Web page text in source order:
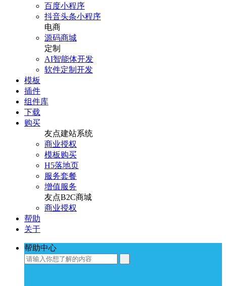
百度小程序
抖音头条小程序
电商
源码商城
定制
AI智能体开发
软件定制开发
模板
插件
组件库
下载
购买
友点建站系统
商业授权
模板购买
H5落地页
服务套餐
增值服务
友点B2C商城
商业授权
帮助
关于
帮助中心